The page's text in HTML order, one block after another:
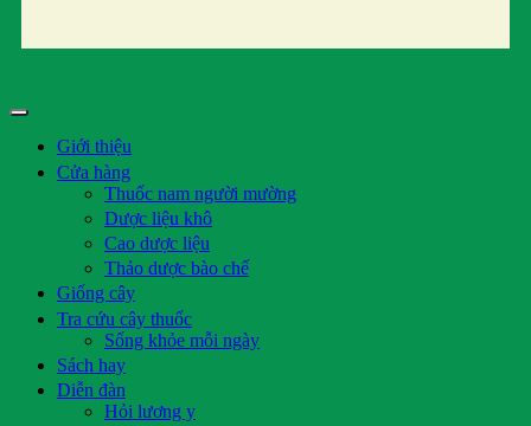
Giới thiệu
Cửa hàng
Thuốc nam người mường
Dược liệu khô
Cao dược liệu
Thảo dược bào chế
Giống cây
Tra cứu cây thuốc
Sống khỏe mỗi ngày
Sách hay
Diễn đàn
Hỏi lương y